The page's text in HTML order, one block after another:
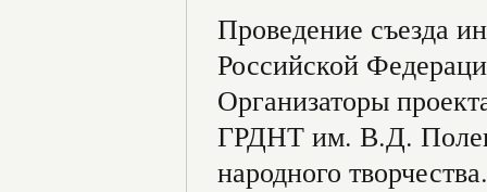
Проведение съезда
Российской
Организаторы
ГРДНТ им. В.Д.
народного творчества.